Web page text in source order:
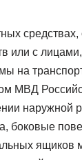
или с
на
МВД
наружной
боковые
ящиков